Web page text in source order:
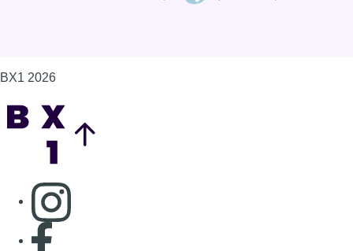
BX1 2026
Consulter page Instagram
Consulter page Facebook